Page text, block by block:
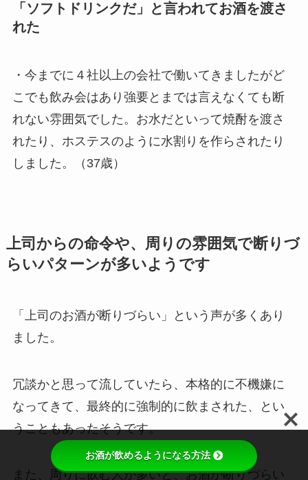
「ソフトドリンクだ」と言われてお酒を渡さ
れた
・今までに４社以上の会社で働いてきましたがど
こでも飲み会はあり強要とまでは言えなくても断
れない雰囲気でした。お水だといって焼酎を渡さ
れたり、ホステスのように水割りを作らされたり
しました。（37歳）
上司からの命令や、周りの雰囲気で断りづ
らいパターンが多いようです
「上司のお酒が断りづらい」という声が多くあり
ました。
冗談かと思って流していたら、本格的に不機嫌に
なってきて、最終的に強制的に飲まされた、とい
うこともあったそうです。
また、周りに飲む人が多いと、お酒が断りづらい
お酒が飲めるようになる方法